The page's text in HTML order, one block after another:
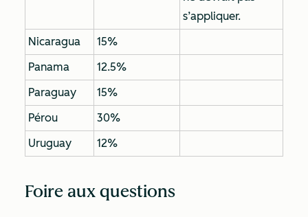
s’appliquer.
Nicaragua
15%
Panama
12.5%
Paraguay
15%
Pérou
30%
Uruguay
12%
Foire aux questions